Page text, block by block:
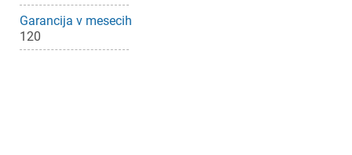
Garancija v mesecih
120
Prijava